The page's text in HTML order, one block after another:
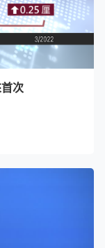
次